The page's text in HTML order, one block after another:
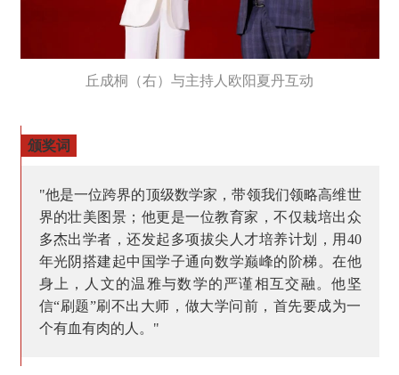
丘成桐（右）与主持人欧阳夏丹互动
颁奖词
"他是一位跨界的顶级数学家，带领我们领略高维世
界的壮美图景；他更是一位教育家，不仅栽培出众
多杰出学者，还发起多项拔尖人才培养计划，用40
年光阴搭建起中国学子通向数学巅峰的阶梯。在他
身上，人文的温雅与数学的严谨相互交融。他坚
信“刷题”刷不出大师，做大学问前，首先要成为一
个有血有肉的人。"